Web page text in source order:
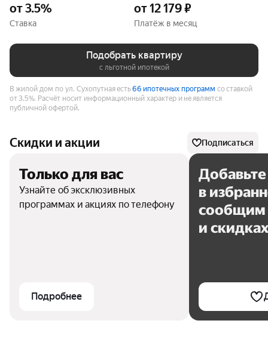
от 3.5%
Ставка
от 12 179 ₽
Платёж в месяц
Подобрать квартиру
с льготной ипотекой
В жилой дом по ул. Сухопутная есть66 ипотечных программ со ставкой
от 3.5%. Расчёт носит информационный характер и не является
публичной офертой.
Скидки и акции Подписаться
Только для вас
Узнайте об эксклюзивных
программах и акциях по телефону
Подробнее
Добавьте
в
сообщим
и скидках